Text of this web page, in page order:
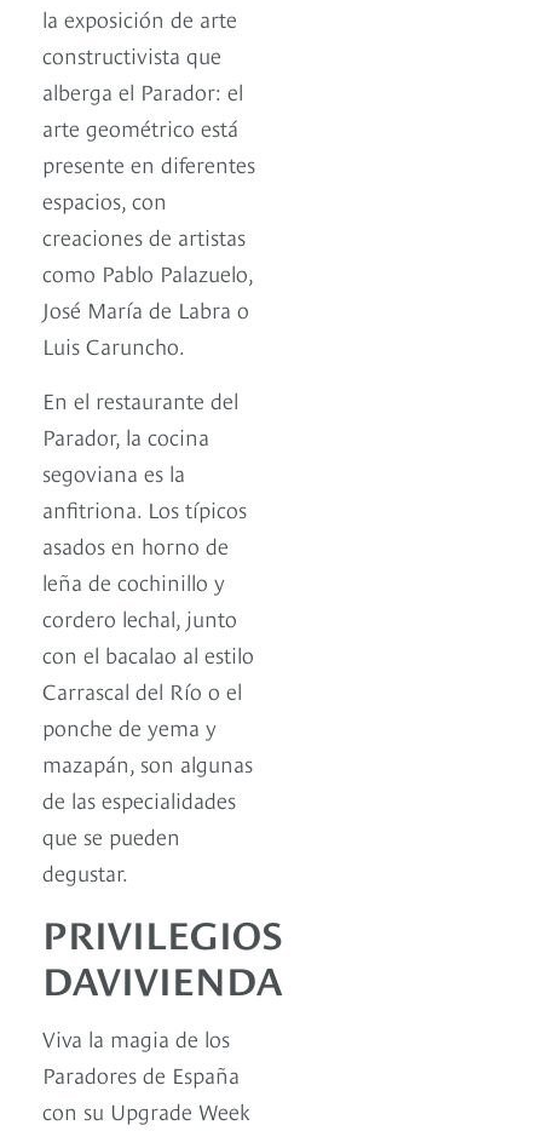
la exposición de arte
constructivista que
alberga el Parador: el
arte geométrico está
presente en diferentes
espacios, con
creaciones de artistas
como Pablo Palazuelo,
José María de Labra o
Luis Caruncho.
En el restaurante del
Parador, la cocina
segoviana es la
anfitriona. Los típicos
asados en horno de
leña de cochinillo y
cordero lechal, junto
con el bacalao al estilo
Carrascal del Río o el
ponche de yema y
mazapán, son algunas
de las especialidades
que se pueden
degustar.
PRIVILEGIOS
DAVIVIENDA
Viva la magia de los
Paradores de España
con su Upgrade Week